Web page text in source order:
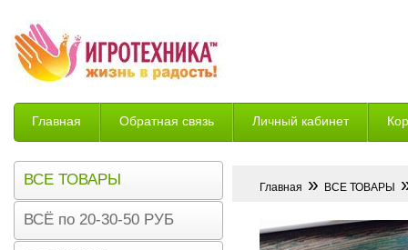
Главная Обратная связь Личный кабинет
Возврат
Главная » ВСЕ ТОВАРЫ
ВСЕ ТОВАРЫ
ВСЁ по 20-30-50 РУБ